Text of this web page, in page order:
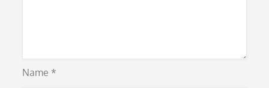
Name *